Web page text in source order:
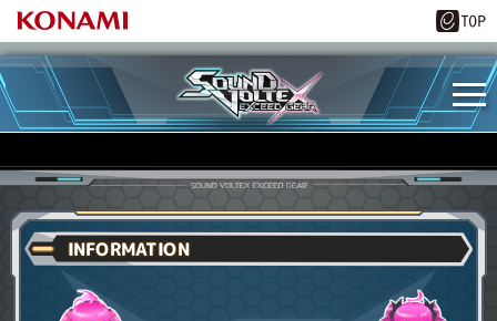
INFORMATION